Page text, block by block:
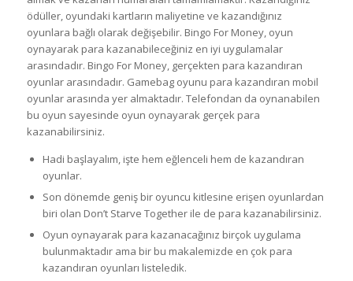
ödüller, oyundaki kartların maliyetine ve kazandığınız
oyunlara bağlı olarak değişebilir. Bingo For Money, oyun
oynayarak para kazanabileceğiniz en iyi uygulamalar
arasındadır. Bingo For Money, gerçekten para kazandıran
oyunlar arasındadır. Gamebag oyunu para kazandıran mobil
oyunlar arasında yer almaktadır. Telefondan da oynanabilen
bu oyun sayesinde oyun oynayarak gerçek para
kazanabilirsiniz.
Hadi başlayalım, işte hem eğlenceli hem de kazandıran
oyunlar.
Son dönemde geniş bir oyuncu kitlesine erişen oyunlardan
biri olan Don’t Starve Together ile de para kazanabilirsiniz.
Oyun oynayarak para kazanacağınız birçok uygulama
bulunmaktadır ama bir bu makalemizde en çok para
kazandıran oyunları listeledik.